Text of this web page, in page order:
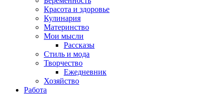
Красота и здоровье
Кулинария
Материнство
Мои мысли
Рассказы
Стиль и мода
Творчество
Ежедневник
Хозяйство
Работа